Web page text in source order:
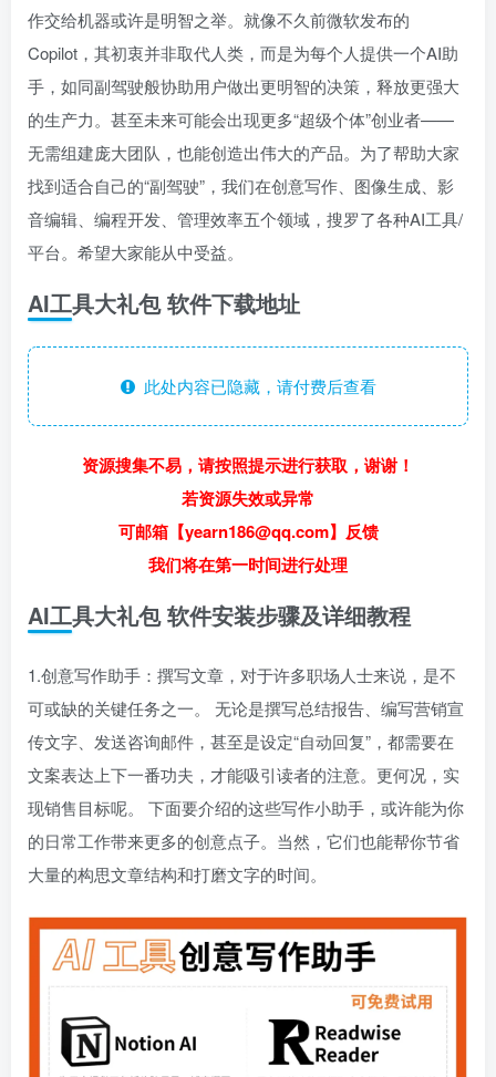
作交给机器或许是明智之举。就像不久前微软发布的
Copilot，其初衷并非取代人类，而是为每个人提供一个AI助
手，如同副驾驶般协助用户做出更明智的决策，释放更强大
的生产力。甚至未来可能会出现更多“超级个体”创业者——
无需组建庞大团队，也能创造出伟大的产品。为了帮助大家
找到适合自己的“副驾驶”，我们在创意写作、图像生成、影
音编辑、编程开发、管理效率五个领域，搜罗了各种AI工具/
平台。希望大家能从中受益。
AI工具大礼包 软件下载地址
此处内容已隐藏，请付费后查看
资源搜集不易，请按照提示进行获取，谢谢！
若资源失效或异常
可邮箱【yearn186@qq.com】反馈
我们将在第一时间进行处理
AI工具大礼包 软件安装步骤及详细教程
1.创意写作助手：撰写文章，对于许多职场人士来说，是不
可或缺的关键任务之一。 无论是撰写总结报告、编写营销宣
传文字、发送咨询邮件，甚至是设定“自动回复”，都需要在
文案表达上下一番功夫，才能吸引读者的注意。更何况，实
现销售目标呢。 下面要介绍的这些写作小助手，或许能为你
的日常工作带来更多的创意点子。当然，它们也能帮你节省
大量的构思文章结构和打磨文字的时间。